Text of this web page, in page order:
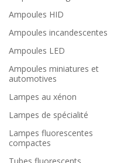
Ampoules HID
Ampoules incandescentes
Ampoules LED
Ampoules miniatures et
automotives
Lampes au xénon
Lampes de spécialité
Lampes fluorescentes
compactes